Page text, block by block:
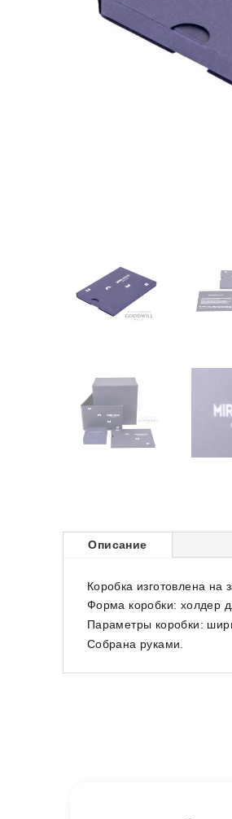
Описание
Коробка изготовлена ​​на
Форма коробки: холдер
Параметры коробки:
Собрана руками.